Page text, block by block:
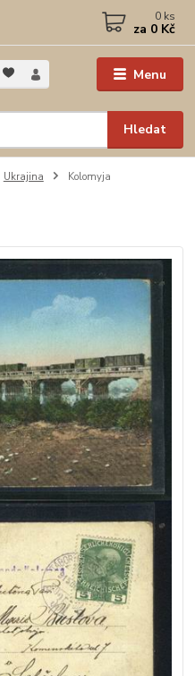
Menu
Hledat
0 ks
za 0 Kč
Ukrajina Kolomyja